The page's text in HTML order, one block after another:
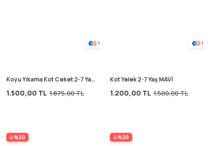
1
Koyu Yıkama Kot Ceket 2-7 Yaş
SİYAH
1.500,00 TL 1.875,00 TL
%20
1
Kot Yelek 2-7 Yaş MAVİ
1.200,00 TL 1.500,00 TL
%20